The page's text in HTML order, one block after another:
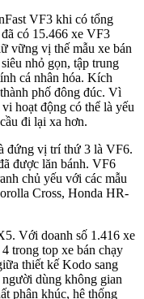
VF3 khi có tổng
có 15.466 xe VF3
vững vị thế mẫu xe bán
nhỏ gọn, tập trung
cá nhân hóa. Kích
phố đông đúc. Vì
hoạt động có thể là yếu
đi lại xa hơn.
đứng vị trí thứ 3 là VF6.
được lăn bánh. VF6
chủ yếu với các mẫu
Cross, Honda HR-
Với doanh số 1.416 xe
trong top xe bán chạy
thiết kế Kodo sang
dùng không gian
phân khúc, hệ thống